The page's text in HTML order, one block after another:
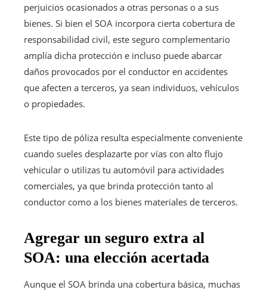
perjuicios ocasionados a otras personas o a sus
bienes. Si bien el SOA incorpora cierta cobertura de
responsabilidad civil, este seguro complementario
amplía dicha protección e incluso puede abarcar
daños provocados por el conductor en accidentes
que afecten a terceros, ya sean individuos, vehículos
o propiedades.
Este tipo de póliza resulta especialmente conveniente
cuando sueles desplazarte por vías con alto flujo
vehicular o utilizas tu automóvil para actividades
comerciales, ya que brinda protección tanto al
conductor como a los bienes materiales de terceros.
Agregar un seguro extra al
SOA: una elección acertada
Aunque el SOA brinda una cobertura básica, muchas